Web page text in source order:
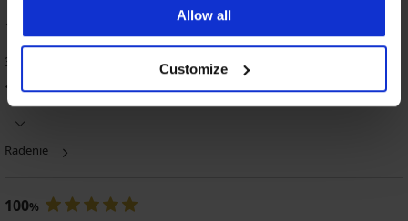
Allow all
Customize
-25 % ALL25
Sťahovacie
nohavičky
€
-20%
Sťahovacie
pančuchové
Shaper
-25 % ALL25
Dámske
sťahovacie
28,99
100%
3 zákazníkov produkt hodnotilo
100% zákazníkov produkt odporúča
Radenie
100%